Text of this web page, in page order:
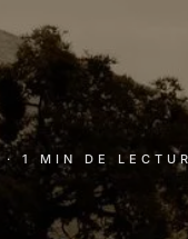
· 1 MIN DE